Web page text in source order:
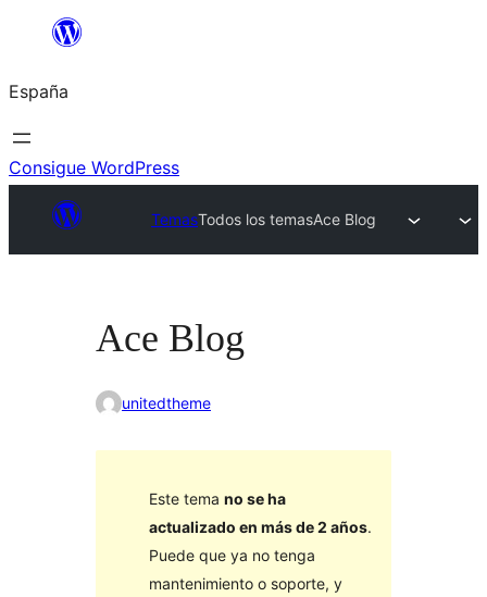
Saltar
contenido
España
Consigue WordPress
TemasTodos los temasAce Blog
Ace Blog
unitedtheme
Este tema no se ha
actualizado en más de 2 años.
Puede que ya no tenga
mantenimiento o soporte, y